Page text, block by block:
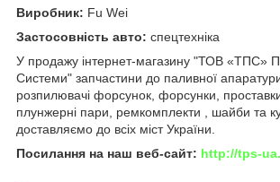
Виробник: Fu Wei
Застосовність авто: спецтехніка
У продажу інтернет-магазину "ТОВ «ТПС»
Системи" запчастини до паливної
розпилювачі форсунок, форсунки,
плунжерні пари, ремкомплекти , шайби та
доставляємо до всіх міст України.
Посилання на наш веб-сайт: http://tps-